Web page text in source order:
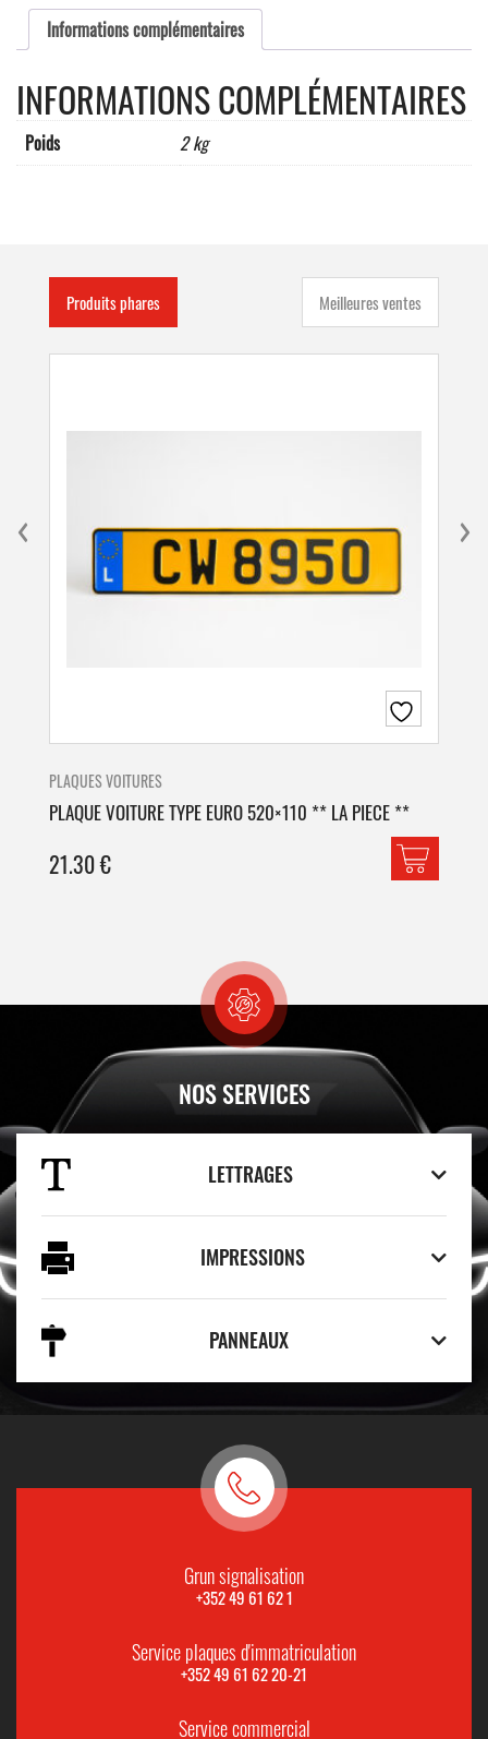
Informations complémentaires
INFORMATIONS COMPLÉMENTAIRES
Poids 2 kg
Produits phares Meilleures ventes
PLAQUES VOITURES
PLAQUE VOITURE TYPE EURO 520×110 ** LA PIECE **
21.30€
NOS SERVICES
LETTRAGES
IMPRESSIONS
PANNEAUX
Grun signalisation
+352 49 61 62 1
Service plaques d'immatriculation
+352 49 61 62 20-21
Service commercial